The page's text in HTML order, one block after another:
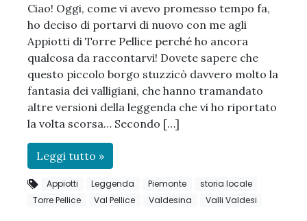
Ciao! Oggi, come vi avevo promesso tempo fa,
ho deciso di portarvi di nuovo con me agli
Appiotti di Torre Pellice perché ho ancora
qualcosa da raccontarvi! Dovete sapere che
questo piccolo borgo stuzzicò davvero molto la
fantasia dei valligiani, che hanno tramandato
altre versioni della leggenda che vi ho riportato
la volta scorsa… Secondo […]
Leggi tutto »
Appiotti Leggenda Piemonte
storia locale
Torre Pellice
Val Pellice Valdesina Valli Valdesi